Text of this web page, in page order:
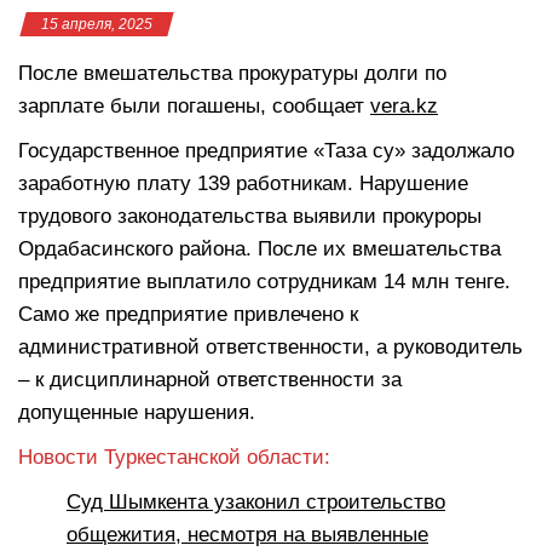
15 апреля, 2025
После вмешательства прокуратуры долги по
зарплате были погашены, сообщает vera.kz
Государственное предприятие «Таза су» задолжало
заработную плату 139 работникам. Нарушение
трудового законодательства выявили прокуроры
Ордабасинского района. После их вмешательства
предприятие выплатило сотрудникам 14 млн тенге.
Само же предприятие привлечено к
административной ответственности, а руководитель
– к дисциплинарной ответственности за
допущенные нарушения.
Новости Туркестанской области:
Суд Шымкента узаконил строительство
общежития, несмотря на выявленные